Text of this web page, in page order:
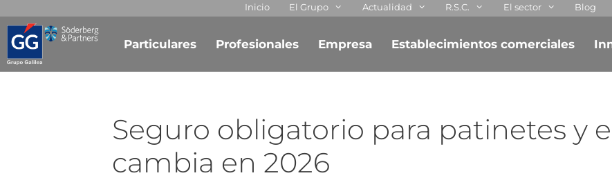
Inicio El Grupo Actualidad R.S.C. El sector Blog
Particulares Profesionales Empresa Establecimientos comerciales
Seguro obligatorio para patinetes y
cambia en 2026